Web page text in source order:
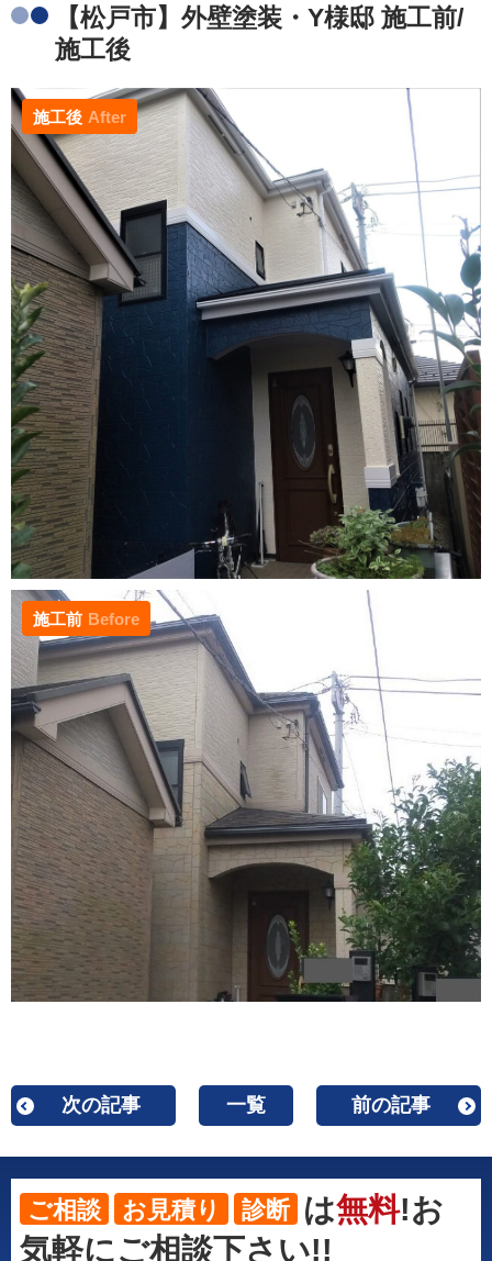
【松戸市】外壁塗装・Y様邸 施工前/
施工後
施工後 After
施工前 Before
次の記事 一覧 前の記事
ご相談 お見積り 診断 は無料!お
気軽にご相談下さい!!